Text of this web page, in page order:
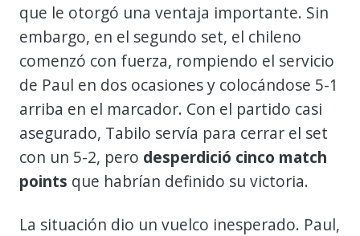
que le otorgó una ventaja importante. Sin
embargo, en el segundo set, el chileno
comenzó con fuerza, rompiendo el servicio
de Paul en dos ocasiones y colocándose 5-1
arriba en el marcador. Con el partido casi
asegurado, Tabilo servía para cerrar el set
con un 5-2, pero desperdició cinco match
points que habrían definido su victoria.
La situación dio un vuelco inesperado. Paul,